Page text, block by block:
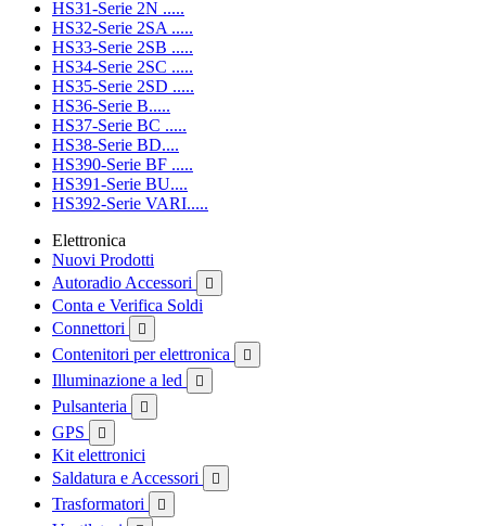
HS31-Serie 2N .....
HS32-Serie 2SA .....
HS33-Serie 2SB .....
HS34-Serie 2SC .....
HS35-Serie 2SD .....
HS36-Serie B.....
HS37-Serie BC .....
HS38-Serie BD....
HS390-Serie BF .....
HS391-Serie BU....
HS392-Serie VARI.....
Elettronica
Nuovi Prodotti
Autoradio Accessori

Conta e Verifica Soldi
Connettori

Contenitori per elettronica 
Illuminazione a led 
Pulsanteria 
GPS 
Kit elettronici
Saldatura e Accessori

Trasformatori 